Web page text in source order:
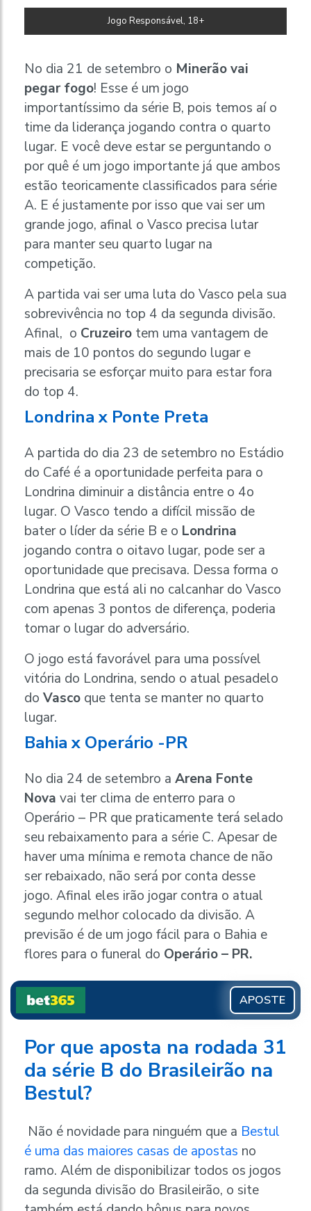
Jogo Responsável, 18+
No dia 21 de setembro o Minerão vai
pegar fogo! Esse é um jogo
importantíssimo da série B, pois temos aí o
time da liderança jogando contra o quarto
lugar. E você deve estar se perguntando o
por quê é um jogo importante já que ambos
estão teoricamente classificados para série
A. E é justamente por isso que vai ser um
grande jogo, afinal o Vasco precisa lutar
para manter seu quarto lugar na
competição.
A partida vai ser uma luta do Vasco pela sua
sobrevivência no top 4 da segunda divisão.
Afinal, o Cruzeiro tem uma vantagem de
mais de 10 pontos do segundo lugar e
precisaria se esforçar muito para estar fora
do top 4.
Londrina x Ponte Preta
A partida do dia 23 de setembro no Estádio
do Café é a oportunidade perfeita para o
Londrina diminuir a distância entre o 4o
lugar. O Vasco tendo a difícil missão de
bater o líder da série B e o Londrina
jogando contra o oitavo lugar, pode ser a
oportunidade que precisava. Dessa forma o
Londrina que está ali no calcanhar do Vasco
com apenas 3 pontos de diferença, poderia
tomar o lugar do adversário.
O jogo está favorável para uma possível
vitória do Londrina, sendo o atual pesadelo
do Vasco que tenta se manter no quarto
lugar.
Bahia x Operário -PR
No dia 24 de setembro a Arena Fonte
Nova vai ter clima de enterro para o
Operário – PR que praticamente terá selado
seu rebaixamento para a série C. Apesar de
haver uma mínima e remota chance de não
ser rebaixado, não será por conta desse
jogo. Afinal eles irão jogar contra o atual
segundo melhor colocado da divisão. A
previsão é de um jogo fácil para o Bahia e
flores para o funeral do Operário – PR.
APOSTE
Por que aposta na rodada 31
da série B do Brasileirão na
Bestul?
Não é novidade para ninguém que a Bestul
é uma das maiores casas de apostas no
ramo. Além de disponibilizar todos os jogos
da segunda divisão do Brasileirão, o site